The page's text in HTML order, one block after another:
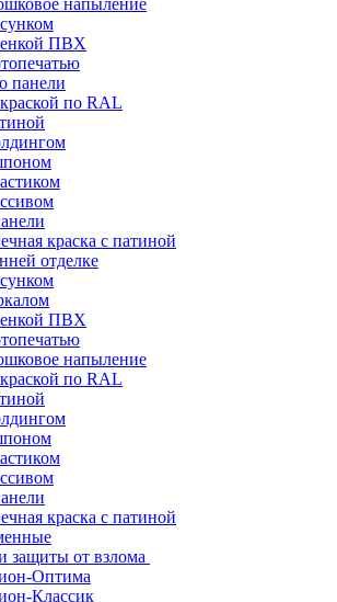
напыление
ПВХ
панели
по RAL
краска с патиной
отделке
ПВХ
напыление
по RAL
краска с патиной
защиты от взлома
Оптима
Классик